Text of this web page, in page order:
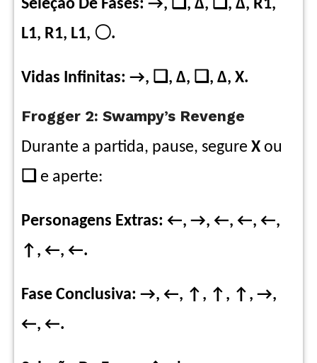
Seleção De Fases: →, ❑, ∆, ❑, ∆, R1,
L1, R1, L1, 〇.
Vidas Infinitas: →, ❑, ∆, ❑, ∆, X.
Frogger 2: Swampy’s Revenge
Durante a partida, pause, segure X ou
❑ e aperte:
Personagens Extras: ←, →, ←, ←, ←,
↑, ←, ←.
Fase Conclusiva: →, ←, ↑, ↑, ↑, →,
←, ←.